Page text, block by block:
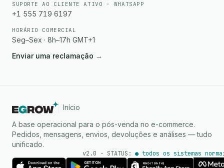
SUPORTE AO CLIENTE ATIVO · WHATSAPP
+1 555 719 6197
HORÁRIO COMERCIAL
Seg–Sex · 8h–17h GMT+1
Enviar uma reclamação →
Início
A base operacional para o pós-venda no e-commerce.
Pedidos, mensagens, envios, devoluções e análises — tudo
unificado.
v2.0 · STATUS: ● todos os sistemas